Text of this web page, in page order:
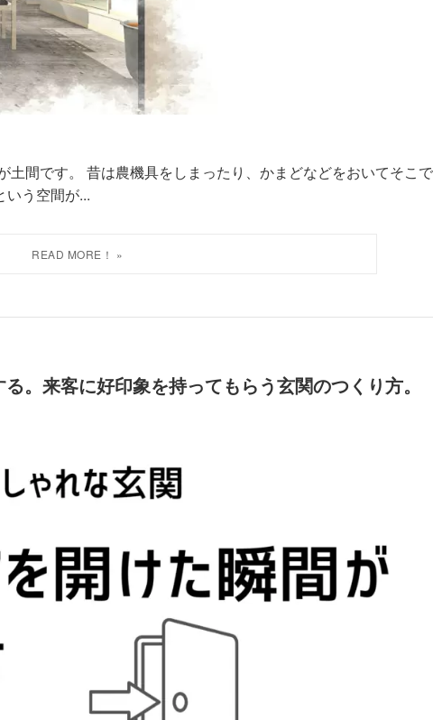
間です。 昔は農機具をしまったり、かまどなどをおいてそこ
いう空間が...
。来客に好印象を持ってもらう玄関のつくり方。